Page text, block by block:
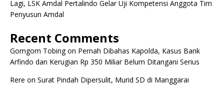
Lagi, LSK Amdal Pertalindo Gelar Uji Kompetensi Anggota Tim
Penyusun Amdal
Recent Comments
Gomgom Tobingon Pernah Dibahas Kapolda, Kasus Bank
Arfindo dan Kerugian Rp 350 Miliar Belum Ditangani Serius
Rere on Surat Pindah Dipersulit, Murid SD di Manggarai